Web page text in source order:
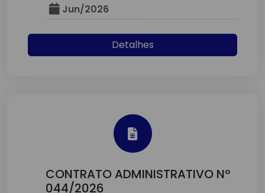
Jun/2026
Detalhes
CONTRATO ADMINISTRATIVO Nº
044/2026